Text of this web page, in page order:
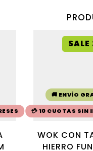
🚚 ENVÍO
💳 10 CUOTAS SIN
WOK CON
HIERRO